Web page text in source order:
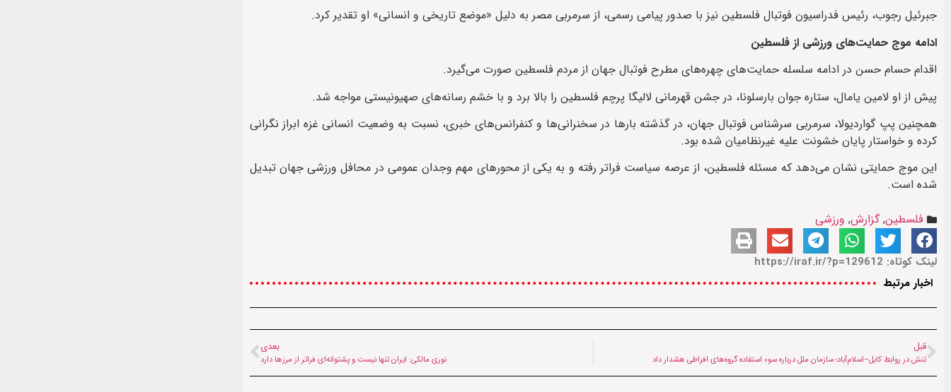
جبرئیل رجوب، رئیس فدراسیون فوتبال فلسطین نیز با صدور پیامی رسمی، از سرمربی مصر به دلیل «موضع تاریخی و انسانی» او تقدیر کرد.
ادامه موج حمایت‌های ورزشی از فلسطین
اقدام حسام حسن در ادامه سلسله حمایت‌های چهره‌های مطرح فوتبال جهان از مردم فلسطین صورت می‌گیرد.
پیش از او لامین یامال، ستاره جوان بارسلونا، در جشن قهرمانی لالیگا پرچم فلسطین را بالا برد و با خشم رسانه‌های صهیونیستی مواجه شد.
همچنین پپ گواردیولا، سرمربی سرشناس فوتبال جهان، در گذشته بارها در سخنرانی‌ها و کنفرانس‌های خبری، نسبت به وضعیت انسانی غزه ابراز نگرانی
کرده و خواستار پایان خشونت علیه غیرنظامیان شده بود.
این موج حمایتی نشان می‌دهد که مسئله فلسطین، از عرصه سیاست فراتر رفته و به یکی از محورهای مهم وجدان عمومی در محافل ورزشی جهان تبدیل
شده است.
فلسطین,گزارش, ورزشی
لینک کوتاه: https://iraf.ir/?p=129612
اخبار مرتبط
قبل
تنش در روابط کابل–اسلام‌آباد؛ سازمان ملل درباره سوء استفاده گروه‌های افراطی هشدار داد
بعدی
نوری مالکی: ایران تنها نیست و پشتوانه‌ای فراتر از مرزها دارد